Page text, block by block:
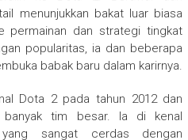
menunjukkan bakat luar biasa
permainan dan strategi tingkat
popularitas, ia dan beberapa
babak baru dalam karirnya.
Dota 2 pada tahun 2012 dan
banyak tim besar. Ia di kenal
sangat cerdas dengan